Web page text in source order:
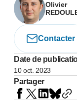
Olivier
Contacter
Date de
10 oct. 2023
Partager